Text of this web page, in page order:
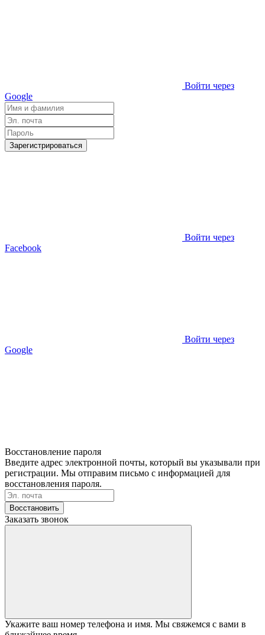
Войти через
Google
Зарегистрироваться
Войти через
Facebook
Войти через
Google
Восстановление пароля
Введите адрес электронной почты, который вы указывали при
регистрации. Мы отправим письмо с информацией для
восстановления пароля.
Восстановить
Заказать звонок
Укажите ваш номер телефона и имя. Мы свяжемся с вами в